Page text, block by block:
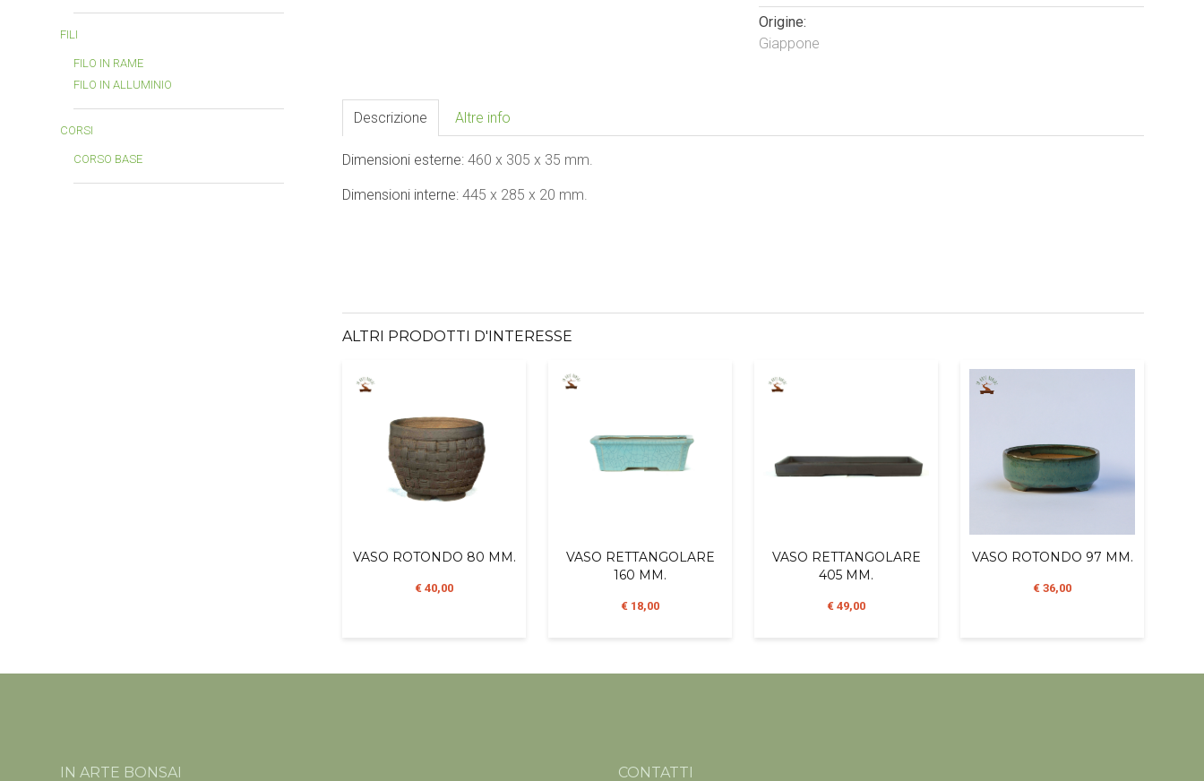
FILI
FILO IN RAME
FILO IN ALLUMINIO
CORSI
CORSO BASE
Origine:
Giappone
Descrizione Altre info
Dimensioni esterne: 460 x 305 x 35 mm.
Dimensioni interne: 445 x 285 x 20 mm.
ALTRI PRODOTTI D'INTERESSE
VASO ROTONDO 80 MM.
€ 40,00
VASO RETTANGOLARE
160 MM.
€ 18,00
VASO RETTANGOLARE
405 MM.
€ 49,00
VASO ROTONDO 97 MM.
€ 36,00
IN ARTE BONSAI CONTATTI